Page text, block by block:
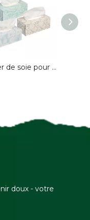
Papier de soie pour le visage Ultrasoft Virgin imprimé personnalisé de qualité supérieure, boîte à 3 plis, 200 feuilles
doux - votre